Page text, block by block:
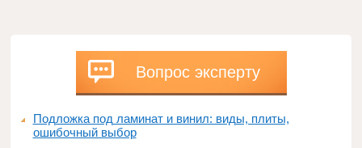
Вопрос эксперту
Подложка под ламинат и винил: виды, плиты,
ошибочный выбор